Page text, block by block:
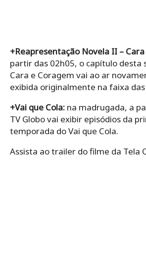
+Reapresentação Novela II –
partir das 02h05, o capítulo desta
Cara e Coragem vai ao ar
exibida originalmente na faixa das
+Vai que Cola: na madrugada, a
TV Globo vai exibir episódios da
temporada do Vai que Cola.
Assista ao trailer do filme da Tela